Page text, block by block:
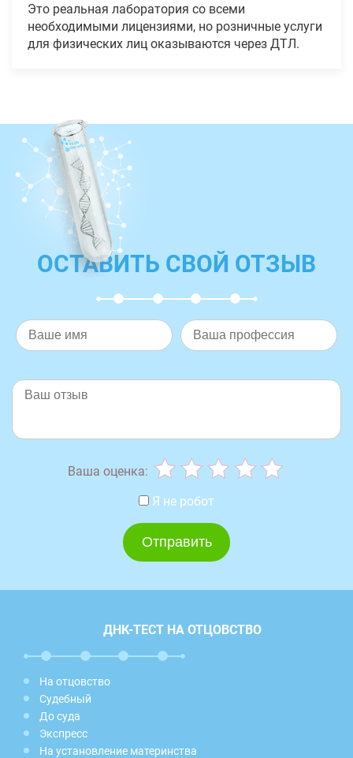
Это реальная лаборатория со всеми
необходимыми лицензиями, но розничные услуги
для физических лиц оказываются через ДТЛ.
ОСТАВИТЬ СВОЙ ОТЗЫВ
Ваша оценка:
Я не робот
ДНК-ТЕСТ НА ОТЦОВСТВО
На отцовство
Судебный
До суда
Экспресс
На установление материнства